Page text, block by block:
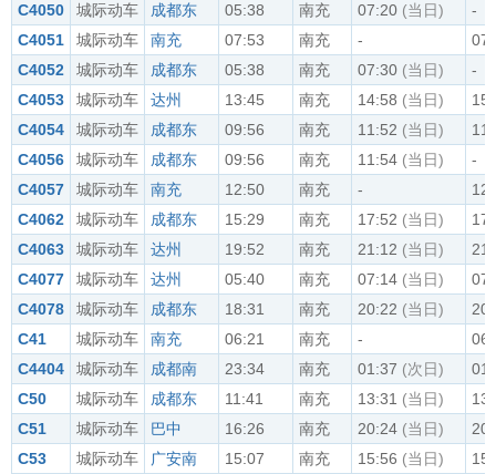
C4050
城际动车 成都东 05:38 南充 07:20 (当日)
-
C4051
城际动车 南充 07:53 南充 -
C4052
城际动车 成都东 05:38 南充 07:30 (当日)
-
C4053
城际动车 达州 13:45 南充 14:58 (当日)
C4054
城际动车 成都东 09:56 南充 11:52 (当日)
C4056
城际动车 成都东 09:56 南充 11:54 (当日)
-
C4057
城际动车 南充 12:50 南充 -
C4062
城际动车 成都东 15:29 南充 17:52 (当日)
C4063
城际动车 达州 19:52 南充 21:12 (当日)
C4077
城际动车 达州 05:40 南充 07:14 (当日)
C4078
城际动车 成都东 18:31 南充 20:22 (当日)
C41
城际动车 南充 06:21 南充 -
C4404
城际动车 成都南 23:34 南充 01:37 (次日)
C50
城际动车 成都东 11:41 南充 13:31 (当日)
C51
城际动车 巴中 16:26 南充 20:24 (当日)
C53
城际动车 广安南 15:07 南充 15:56 (当日)